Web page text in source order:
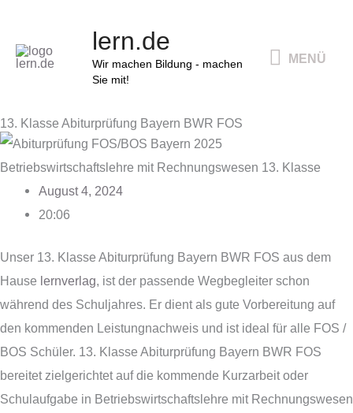
springen
lern.de
Wir machen Bildung - machen
Sie mit!
MENÜ
13. Klasse Abiturprüfung Bayern BWR FOS
August 4, 2024
20:06
Unser 13. Klasse Abiturprüfung Bayern BWR FOS aus dem
Hause lernverlag, ist der passende Wegbegleiter schon
während des Schuljahres. Er dient als gute Vorbereitung auf
den kommenden Leistungnachweis und ist ideal für alle FOS /
BOS Schüler. 13. Klasse Abiturprüfung Bayern BWR FOS
bereitet zielgerichtet auf die kommende Kurzarbeit oder
Schulaufgabe in Betriebswirtschaftslehre mit Rechnungswesen